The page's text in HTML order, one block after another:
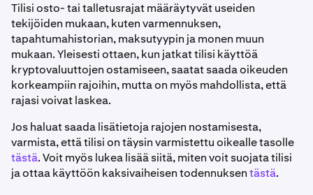
Tilisi osto- tai talletusrajat määräytyvät useiden
tekijöiden mukaan, kuten varmennuksen,
tapahtumahistorian, maksutyypin ja monen muun
mukaan. Yleisesti ottaen, kun jatkat tilisi käyttöä
kryptovaluuttojen ostamiseen, saatat saada oikeuden
korkeampiin rajoihin, mutta on myös mahdollista, että
rajasi voivat laskea.
Jos haluat saada lisätietoja rajojen nostamisesta,
varmista, että tilisi on täysin varmistettu oikealle tasolle
tästä. Voit myös lukea lisää siitä, miten voit suojata tilisi
ja ottaa käyttöön kaksivaiheisen todennuksentästä.